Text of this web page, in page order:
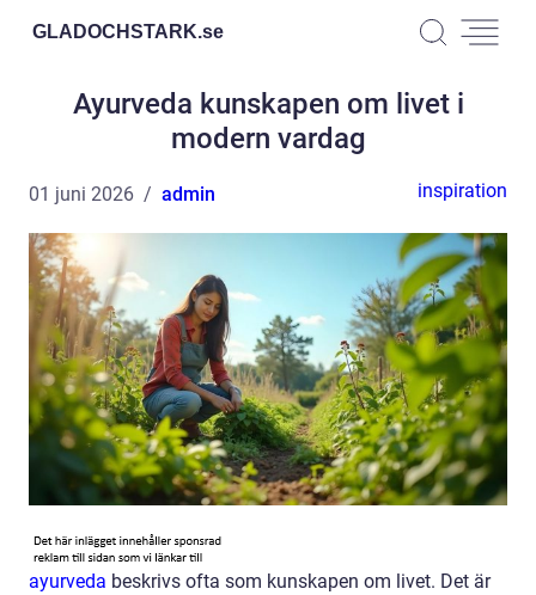
GLADOCHSTARK.se
Ayurveda kunskapen om livet i
modern vardag
01 juni 2026 admin inspiration
ayurveda beskrivs ofta som kunskapen om livet. Det är